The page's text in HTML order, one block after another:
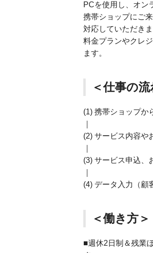
PCを使用し、オン
携帯ショップにご
対応していただきま
料金プランやクレ
ます。
＜仕事の流
(1) 携帯ショップか
(2) サービス内容や
(3) サービス申込、
(4) データ入力（顧
＜働き方＞
■週休2日制＆残業